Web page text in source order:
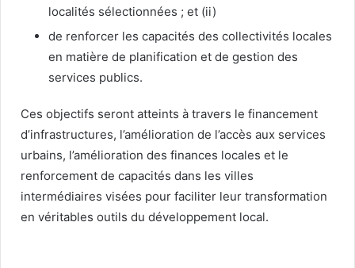
localités sélectionnées ; et (ii)
de renforcer les capacités des collectivités locales
en matière de planification et de gestion des
services publics.
Ces objectifs seront atteints à travers le financement
d’infrastructures, l’amélioration de l’accès aux services
urbains, l’amélioration des finances locales et le
renforcement de capacités dans les villes
intermédiaires visées pour faciliter leur transformation
en véritables outils du développement local.